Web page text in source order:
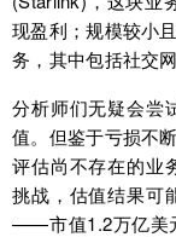
现盈利；规模较小
务，其中包括社交
分析师们无疑会尝
值。但鉴于亏损不
评估尚不存在的业
挑战，估值结果可
——市值1.2万亿美